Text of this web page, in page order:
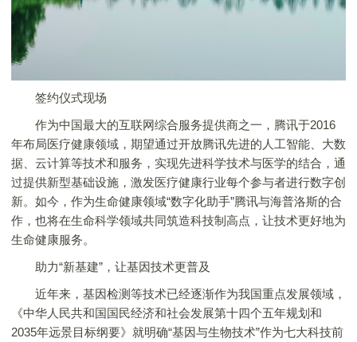
签约仪式现场
作为中国最大的互联网综合服务提供商之一，腾讯于2016
年布局医疗健康领域，期望通过开放腾讯先进的人工智能、大数
据、云计算等技术和服务，实现先进科学技术与医学的结合，通
过提供新型基础设施，激发医疗健康行业每个参与者进行数字创
新。如今，作为生命健康领域“数字化助手”腾讯与海普洛斯的合
作，也将在生命科学领域共同筑造科技制高点，让技术更好地为
生命健康服务。
助力“新基建”，让基因技术更普及
近年来，基因检测等技术已经逐渐作为我国重点发展领域，
《中华人民共和国国民经济和社会发展第十四个五年规划和
2035年远景目标纲要》就明确“基因与生物技术”作为七大科技前